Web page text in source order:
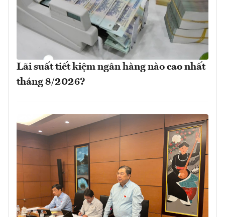
Lãi suất tiết kiệm ngân hàng nào cao nhất
tháng 8/2026?